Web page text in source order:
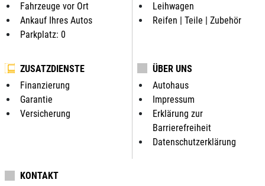
Fahrzeuge vor Ort
Ankauf Ihres Autos
Parkplatz: 0
Leihwagen
Reifen | Teile | Zubehör
ZUSATZDIENSTE
Finanzierung
Garantie
Versicherung
ÜBER UNS
Autohaus
Impressum
Erklärung zur
Barrierefreiheit
Datenschutzerklärung
KONTAKT